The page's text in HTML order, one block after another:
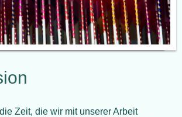
Zeit, die wir mit unserer Arbeit